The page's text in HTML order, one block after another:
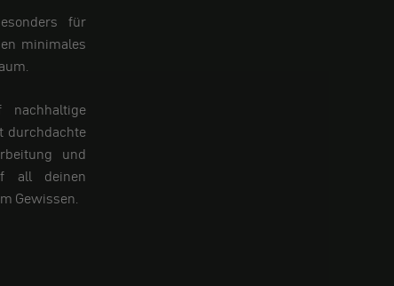
für
minimales
nachhaltige
durchdachte
und
all deinen
Gewissen.